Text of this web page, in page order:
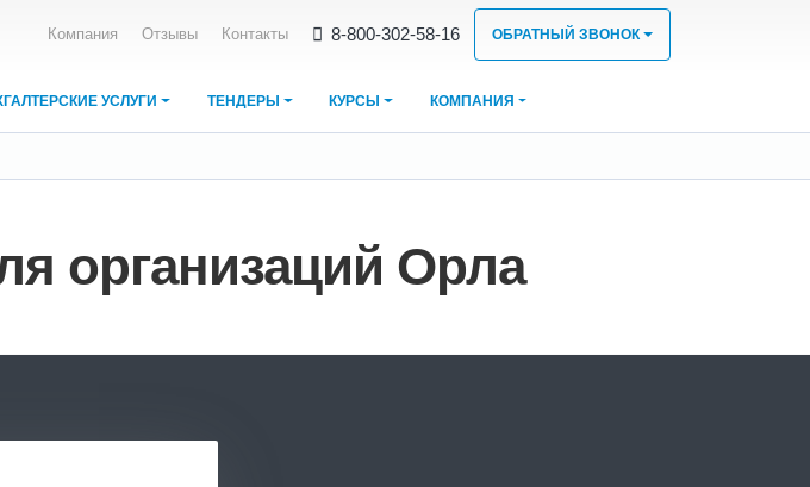
Компания Отзывы Контакты 8‑800‑302‑58‑16 ОБРАТНЫЙ ЗВОНОК
УСЛУГИ ТЕНДЕРЫ КУРСЫ КОМПАНИЯ
организаций Орла